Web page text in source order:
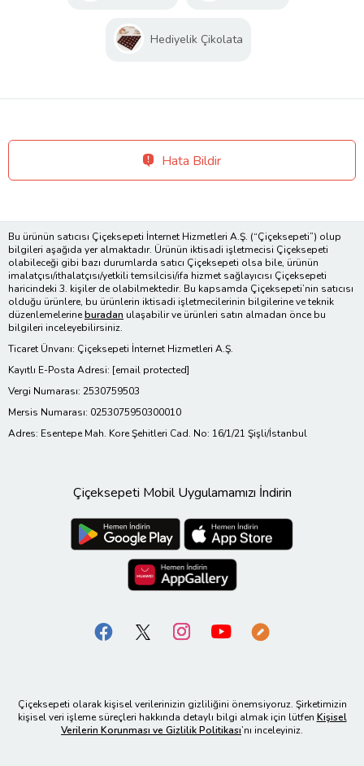
Hediyelik Çikolata
Hata Bildir
Bu ürünün satıcısı Çiçeksepeti İnternet Hizmetleri A.Ş. (“Çiçeksepeti”) olup
bilgileri aşağıda yer almaktadır. Ürünün iktisadi işletmecisi Çiçeksepeti
olabileceği gibi bazı durumlarda satıcı Çiçeksepeti olsa bile, ürünün
imalatçısı/ithalatçısı/yetkili temsilcisi/ifa hizmet sağlayıcısı Çiçeksepeti
haricindeki 3. kişiler de olabilmektedir. Bu kapsamda Çiçeksepeti’nin satıcısı
olduğu ürünlere, bu ürünlerin iktisadi işletmecilerinin bilgilerine ve teknik
düzenlemelerineburadan ulaşabilir ve ürünleri satın almadan önce bu
bilgileri inceleyebilirsiniz.
Ticaret Ünvanı: Çiçeksepeti İnternet Hizmetleri A.Ş.
Kayıtlı E-Posta Adresi: [email protected]
Vergi Numarası: 2530759503
Mersis Numarası: 0253075950300010
Adres: Esentepe Mah. Kore Şehitleri Cad. No: 16/1/21 Şişli/İstanbul
Çiçeksepeti Mobil Uygulamamızı İndirin
Çiçeksepeti olarak kişisel verilerinizin gizliliğini önemsiyoruz. Şirketimizin
kişisel veri işleme süreçleri hakkında detaylı bilgi almak için lütfen Kişisel
Verilerin Korunması ve Gizlilik Politikası’nı inceleyiniz.